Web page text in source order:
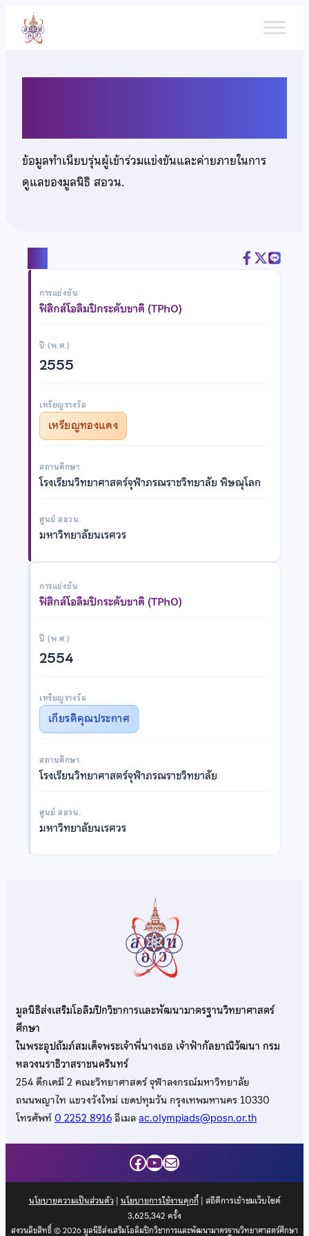
เนื้อหา
ข้อมูลทำเนียบรุ่นผู้เข้าร่วมแข่งขันและค่ายภายในการ
ดูแลของมูลนิธิ สอวน.
การแข่งขัน
ฟิสิกส์โอลิมปิกระดับชาติ (TPhO)
ปี (พ.ศ.)
2555
เหรียญรางวัล
เหรียญทองแดง
สถานศึกษา
โรงเรียนวิทยาศาสตร์จุฬาภรณราชวิทยาลัย พิษณุโลก
ศูนย์ สอวน.
มหาวิทยาลัยนเรศวร
การแข่งขัน
ฟิสิกส์โอลิมปิกระดับชาติ (TPhO)
ปี (พ.ศ.)
2554
เหรียญรางวัล
เกียรติคุณประกาศ
สถานศึกษา
โรงเรียนวิทยาศาสตร์จุฬาภรณราชวิทยาลัย
ศูนย์ สอวน.
มหาวิทยาลัยนเรศวร
มูลนิธิส่งเสริมโอลิมปิกวิชาการและพัฒนามาตรฐานวิทยาศาสตร์
ศึกษา
ในพระอุปถัมภ์สมเด็จพระเจ้าพี่นางเธอ เจ้าฟ้ากัลยาณิวัฒนา กรม
หลวงนราธิวาสราชนครินทร์
254 ตึกเคมี 2 คณะวิทยาศาสตร์ จุฬาลงกรณ์มหาวิทยาลัย
ถนนพญาไท แขวงวังใหม่ เขตปทุมวัน กรุงเทพมหานคร 10330
โทรศัพท์0 2252 8916อีเมลac.olympiads@posn.or.th
Facebook
YouTube
Mail
นโยบายความเป็นส่วนตัว| นโยบายการใช้งานคุกกี้| สถิติการเข้าชมเว็บไซต์
3,625,342 ครั้ง
สงวนลิขสิทธิ์ © 2026 มูลนิธิส่งเสริมโอลิมปิกวิชาการและพัฒนามาตรฐานวิทยาศาสตร์ศึกษา